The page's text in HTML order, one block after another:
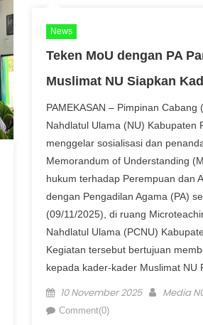
News
Teken MoU dengan PA
Muslimat NU Siapkan
PAMEKASAN – Pimpinan Cabang
Nahdlatul Ulama (NU) Kabupaten
menggelar sosialisasi dan
Memorandum of Understanding
hukum terhadap Perempuan dan
dengan Pengadilan Agama (PA)
(09/11/2025), di ruang
Nahdlatul Ulama (PCNU)
Kegiatan tersebut bertujuan
kepada kader-kader Muslimat
Posted on
10 November 2025 Author
Media
Comment(0)